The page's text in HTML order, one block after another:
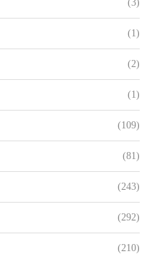
(3)
(1)
(2)
(1)
(109)
(81)
(243)
(292)
(210)